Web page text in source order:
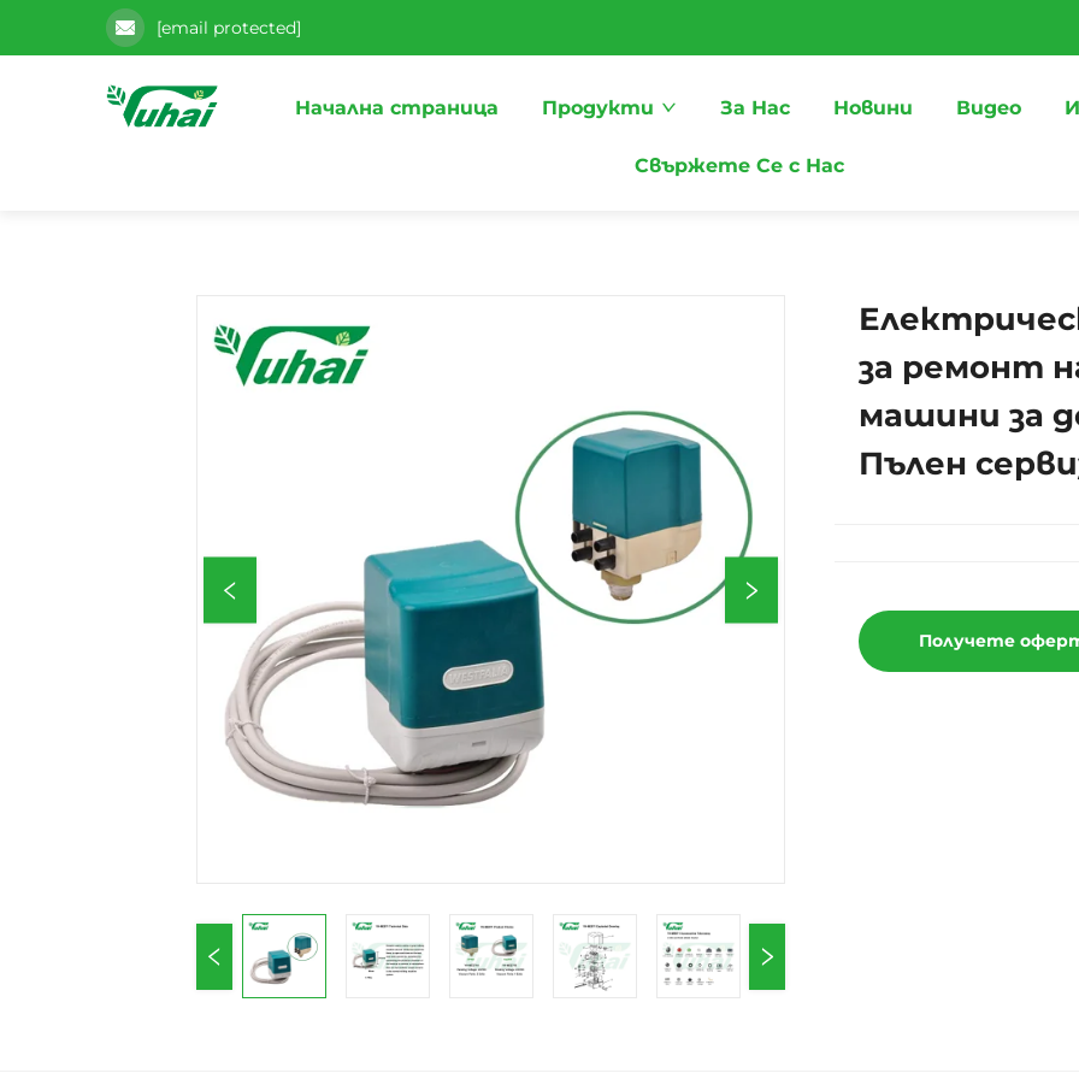
[email protected]
Начална страница Продукти За Нас Новини Видео
Свържете Се с Нас
за ремонт
машини за
Пълен
Получете